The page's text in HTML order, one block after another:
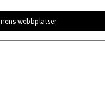
webbplatser